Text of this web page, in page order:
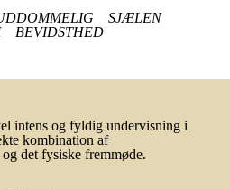
SJÆLEN
BEVIDSTHED
intens og fyldig undervisning i
kombination af
det fysiske fremmøde.